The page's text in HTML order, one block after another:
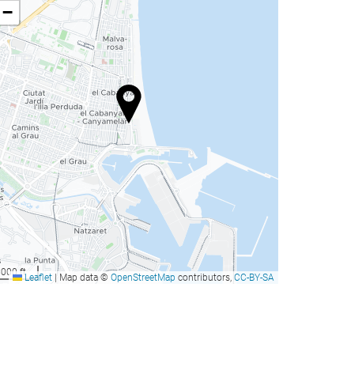
−
ftLeaflet Map data © OpenStreetMap contributors, CC-BY-SA